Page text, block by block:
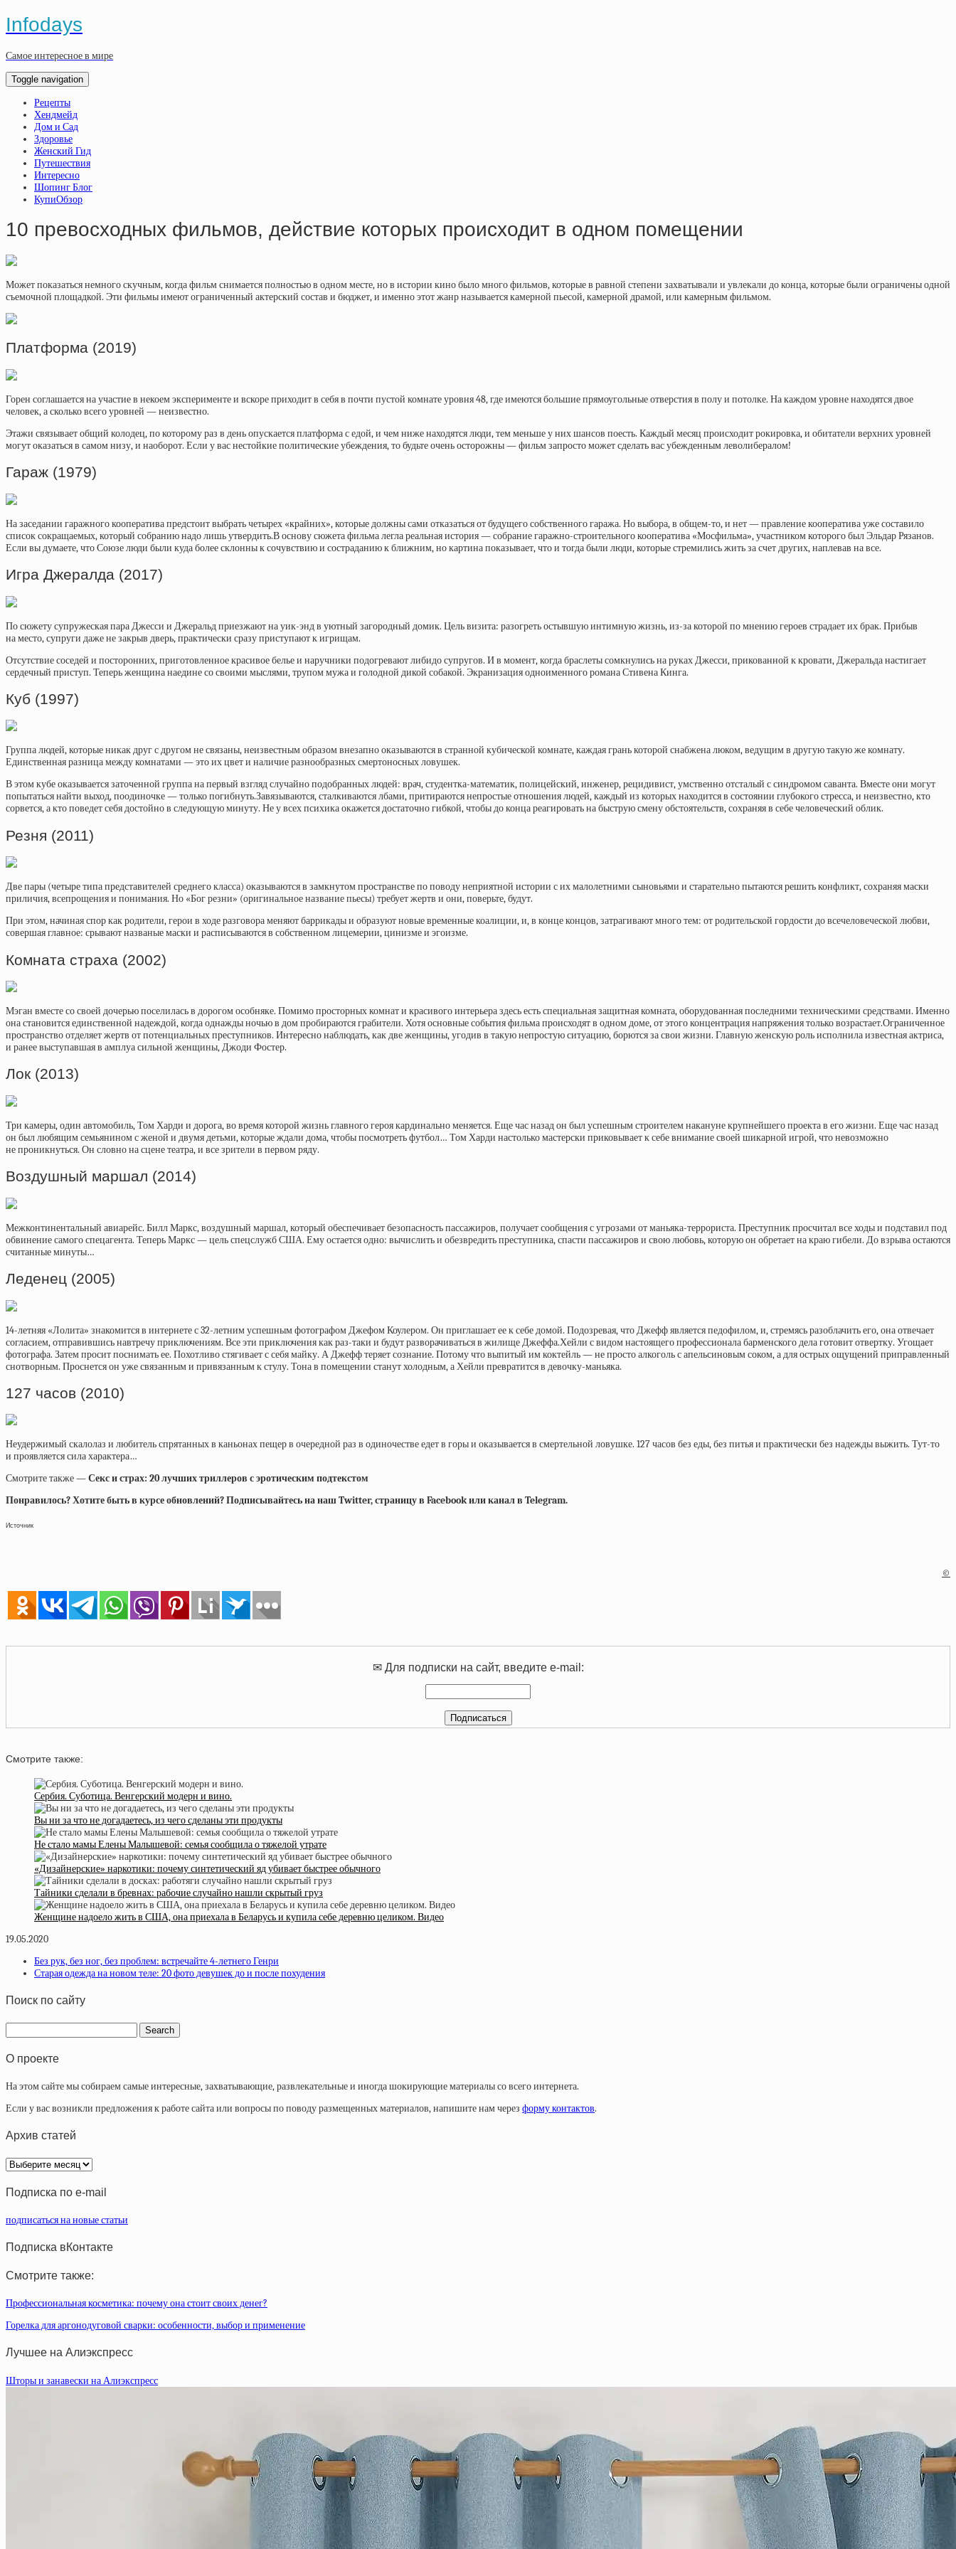
Infodays
Самое интересное в мире
Toggle navigation
Рецепты
Хендмейд
Дом и Сад
Здоровье
Женский Гид
Путешествия
Интересно
Шопинг Блог
КупиОбзор
10 превосходных фильмов, действие которых происходит в одном помещении
Может показаться немного скучным, когда фильм снимается полностью в одном месте, но в истории кино было много фильмов, которые в равной степени захватывали и увлекали до конца, которые были ограничены одной
съемочной площадкой. Эти фильмы имеют ограниченный актерский состав и бюджет, и именно этот жанр называется камерной пьесой, камерной драмой, или камерным фильмом.
Платформа (2019)
Горен соглашается на участие в некоем эксперименте и вскоре приходит в себя в почти пустой комнате уровня 48, где имеются большие прямоугольные отверстия в полу и потолке. На каждом уровне находятся двое
человек, а сколько всего уровней — неизвестно.
Этажи связывает общий колодец, по которому раз в день опускается платформа с едой, и чем ниже находятся люди, тем меньше у них шансов поесть. Каждый месяц происходит рокировка, и обитатели верхних уровней
могут оказаться в самом низу, и наоборот. Если у вас нестойкие политические убеждения, то будьте очень осторожны — фильм запросто может сделать вас убежденным леволибералом!
Гараж (1979)
На заседании гаражного кооператива предстоит выбрать четырех «крайних», которые должны сами отказаться от будущего собственного гаража. Но выбора, в общем-то, и нет — правление кооператива уже составило
список сокращаемых, который собранию надо лишь утвердить.В основу сюжета фильма легла реальная история — собрание гаражно-строительного кооператива «Мосфильма», участником которого был Эльдар Рязанов.
Если вы думаете, что Союзе люди были куда более склонны к сочувствию и состраданию к ближним, но картина показывает, что и тогда были люди, которые стремились жить за счет других, наплевав на все.
Игра Джералда (2017)
По сюжету супружеская пара Джесси и Джеральд приезжают на уик-энд в уютный загородный домик. Цель визита: разогреть остывшую интимную жизнь, из-за которой по мнению героев страдает их брак. Прибыв
на место, супруги даже не закрыв дверь, практически сразу приступают к игрищам.
Отсутствие соседей и посторонних, приготовленное красивое белье и наручники подогревают либидо супругов. И в момент, когда браслеты сомкнулись на руках Джесси, прикованной к кровати, Джеральда настигает
сердечный приступ. Теперь женщина наедине со своими мыслями, трупом мужа и голодной дикой собакой. Экранизация одноименного романа Стивена Кинга.
Куб (1997)
Группа людей, которые никак друг с другом не связаны, неизвестным образом внезапно оказываются в странной кубической комнате, каждая грань которой снабжена люком, ведущим в другую такую же комнату.
Единственная разница между комнатами — это их цвет и наличие разнообразных смертоносных ловушек.
В этом кубе оказывается заточенной группа на первый взгляд случайно подобранных людей: врач, студентка-математик, полицейский, инженер, рецидивист, умственно отсталый с синдромом саванта. Вместе они могут
попытаться найти выход, поодиночке — только погибнуть.Завязываются, сталкиваются лбами, притираются непростые отношения людей, каждый из которых находится в состоянии глубокого стресса, и неизвестно, кто
сорвется, а кто поведет себя достойно в следующую минуту. Не у всех психика окажется достаточно гибкой, чтобы до конца реагировать на быструю смену обстоятельств, сохраняя в себе человеческий облик.
Резня (2011)
Две пары (четыре типа представителей среднего класса) оказываются в замкнутом пространстве по поводу неприятной истории с их малолетними сыновьями и старательно пытаются решить конфликт, сохраняя маски
приличия, всепрощения и понимания. Но «Бог резни» (оригинальное название пьесы) требует жертв и они, поверьте, будут.
При этом, начиная спор как родители, герои в ходе разговора меняют баррикады и образуют новые временные коалиции, и, в конце концов, затрагивают много тем: от родительской гордости до всечеловеческой любви,
совершая главное: срывают названые маски и расписываются в собственном лицемерии, цинизме и эгоизме.
Комната страха (2002)
Мэган вместе со своей дочерью поселилась в дорогом особняке. Помимо просторных комнат и красивого интерьера здесь есть специальная защитная комната, оборудованная последними техническими средствами. Именно
она становится единственной надеждой, когда однажды ночью в дом пробираются грабители. Хотя основные события фильма происходят в одном доме, от этого концентрация напряжения только возрастает.Ограниченное
пространство отделяет жертв от потенциальных преступников. Интересно наблюдать, как две женщины, угодив в такую непростую ситуацию, борются за свои жизни. Главную женскую роль исполнила известная актриса,
и ранее выступавшая в амплуа сильной женщины, Джоди Фостер.
Лок (2013)
Три камеры, один автомобиль, Том Харди и дорога, во время которой жизнь главного героя кардинально меняется. Еще час назад он был успешным строителем накануне крупнейшего проекта в его жизни. Еще час назад
он был любящим семьянином с женой и двумя детьми, которые ждали дома, чтобы посмотреть футбол… Том Харди настолько мастерски приковывает к себе внимание своей шикарной игрой, что невозможно
не проникнуться. Он словно на сцене театра, и все зрители в первом ряду.
Воздушный маршал (2014)
Межконтинентальный авиарейс. Билл Маркс, воздушный маршал, который обеспечивает безопасность пассажиров, получает сообщения с угрозами от маньяка-террориста. Преступник просчитал все ходы и подставил под
обвинение самого спецагента. Теперь Маркс — цель спецслужб США. Ему остается одно: вычислить и обезвредить преступника, спасти пассажиров и свою любовь, которую он обретает на краю гибели. До взрыва остаются
считанные минуты…
Леденец (2005)
14-летняя «Лолита» знакомится в интернете с 32-летним успешным фотографом Джефом Коулером. Он приглашает ее к себе домой. Подозревая, что Джефф является педофилом, и, стремясь разоблачить его, она отвечает
согласием, отправившись навтречу приключениям. Все эти приключения как раз-таки и будут разворачиваться в жилище Джеффа.Хейли с видом настоящего профессионала барменского дела готовит отвертку. Угощает
фотографа. Затем просит поснимать ее. Похотливо стягивает с себя майку. А Джефф теряет сознание. Потому что выпитый им коктейль — не просто алкоголь с апельсиновым соком, а для острых ощущений приправленный
снотворным. Проснется он уже связанным и привязанным к стулу. Тона в помещении станут холодным, а Хейли превратится в девочку-маньяка.
127 часов (2010)
Неудержимый скалолаз и любитель спрятанных в каньонах пещер в очередной раз в одиночестве едет в горы и оказывается в смертельной ловушке. 127 часов без еды, без питья и практически без надежды выжить. Тут-то
и проявляется сила характера…
Смотрите также —Секс и страх: 20 лучших триллеров с эротическим подтекстом
Понравилось? Хотите быть в курсе обновлений? Подписывайтесь на наш Twitter, страницу в Facebook или канал в Telegram.
Источник
©
✉ Для подписки на сайт, введите e-mail:
Смотрите также:
Сербия. Суботица. Венгерский модерн и вино.
Вы ни за что не догадаетесь, из чего сделаны эти продукты
Не стало мамы Елены Малышевой: семья сообщила о тяжелой утрате
«Дизайнерские» наркотики: почему синтетический яд убивает быстрее обычного
Тайники сделали в бревнах: рабочие случайно нашли скрытый груз
Женщине надоело жить в США, она приехала в Беларусь и купила себе деревню целиком. Видео
19.05.2020
Без рук, без ног, без проблем: встречайте 4-летнего Генри
Старая одежда на новом теле: 20 фото девушек до и после похудения
Поиск по сайту
О проекте
На этом сайте мы собираем самые интересные, захватывающие, развлекательные и иногда шокирующие материалы со всего интернета.
Если у вас возникли предложения к работе сайта или вопросы по поводу размещенных материалов, напишите нам через форму контактов.
Архив статей
Архив
статей
Подписка по e-mail
подписаться на новые статьи
Подписка вКонтакте
Смотрите также:
Профессиональная косметика: почему она стоит своих денег?
Горелка для аргонодуговой сварки: особенности, выбор и применение
Лучшее на Алиэкспресс
Шторы и занавески на Алиэкспресс